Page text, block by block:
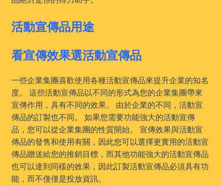
活動宣傳品用途
看宣傳效果選活動宣傳品
一些企業集團喜歡使用各種活動宣傳品來提升企業的知名
度。 這些活動宣傳品以不同的形式為您的企業集團帶來
宣傳作用，具有不同的效果。 由於企業的不同，活動宣
傳品的訂製也不同。 如果您需要功能強大的活動宣傳
品，您可以從企業集團的性質開始。 宣傳效果與活動宣
傳品的發售和使用有關，因此您可以選擇更實用的活動宣
傳品贈送給您的推銷目標，而其他功能強大的活動宣傳品
也可以達到同樣的效果，因此訂製活動宣傳品必須具有功
能，而不僅僅是投放資訊。